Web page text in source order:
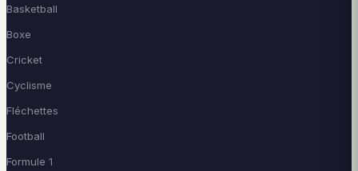
Basketball
Boxe
Cricket
Cyclisme
Fléchettes
Football
Formule 1